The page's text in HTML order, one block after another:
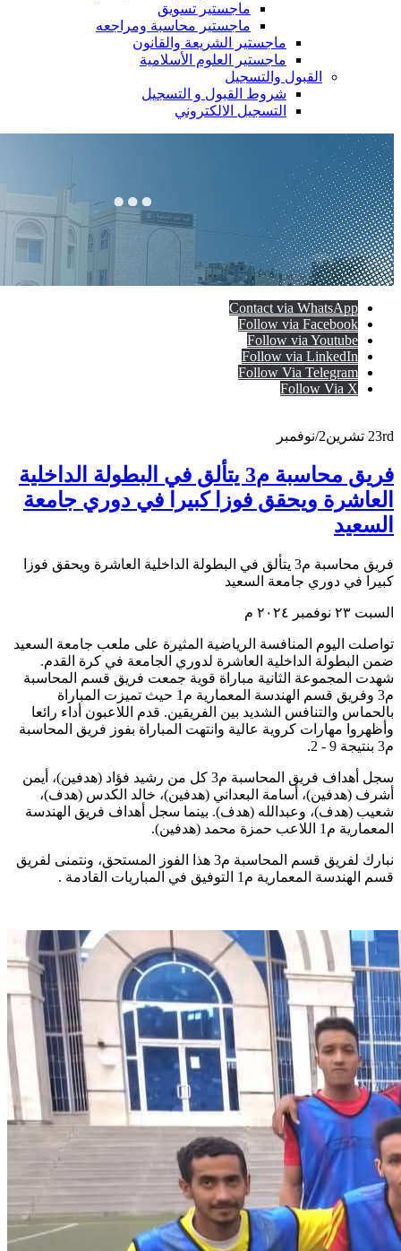
ماجستير تسويق
ماجستير محاسبة ومراجعه
ماجستير الشريعة والقانون
ماجستير العلوم الأسلامية
القبول والتسجيل
شروط القبول و التسجيل
التسجيل الالكتروني
Contact via WhatsApp
Follow via Facebook
Follow via Youtube
Follow via LinkedIn
Follow Via Telegram
Follow Via X
23rd تشرين2/نوفمبر
فريق محاسبة م3 يتألق في البطولة الداخلية
العاشرة ويحقق فوزا كبيرا في دوري جامعة
السعيد
فريق محاسبة م3 يتألق في البطولة الداخلية العاشرة ويحقق فوزا
كبيرا في دوري جامعة السعيد
السبت ٢٣ نوفمبر ٢٠٢٤ م
تواصلت اليوم المنافسة الرياضية المثيرة على ملعب جامعة السعيد
ضمن البطولة الداخلية العاشرة لدوري الجامعة في كرة القدم.
شهدت المجموعة الثانية مباراة قوية جمعت فريق قسم المحاسبة
م3 وفريق قسم الهندسة المعمارية م1 حيث تميزت المباراة
بالحماس والتنافس الشديد بين الفريقين. قدم اللاعبون أداء رائعا
وأظهروا مهارات كروية عالية وانتهت المباراة بفوز فريق المحاسبة
م3 بنتيجة 9 - 2.
سجل أهداف فريق المحاسبة م3 كل من رشيد فؤاد (هدفين)، أيمن
أشرف (هدفين)، أسامة البعداني (هدفين)، خالد الكدس (هدف)،
شعيب (هدف)، وعبدالله (هدف). بينما سجل أهداف فريق الهندسة
المعمارية م1 اللاعب حمزة محمد (هدفين).
نبارك لفريق قسم المحاسبة م3 هذا الفوز المستحق، ونتمنى لفريق
قسم الهندسة المعمارية م1 التوفيق في المباريات القادمة .